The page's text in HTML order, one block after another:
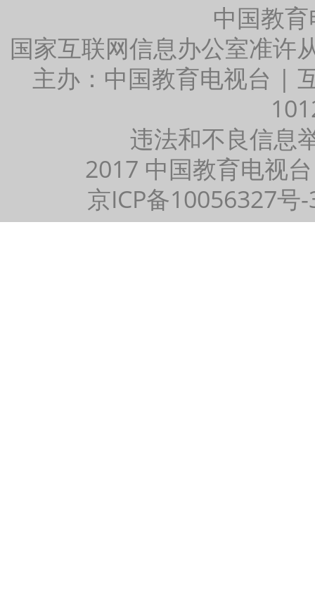
中国教
国家互联网信息办公室准许
主办：中国教育电视台 |
违法和不良信息
2017 中国教育电视
京ICP备10056327号